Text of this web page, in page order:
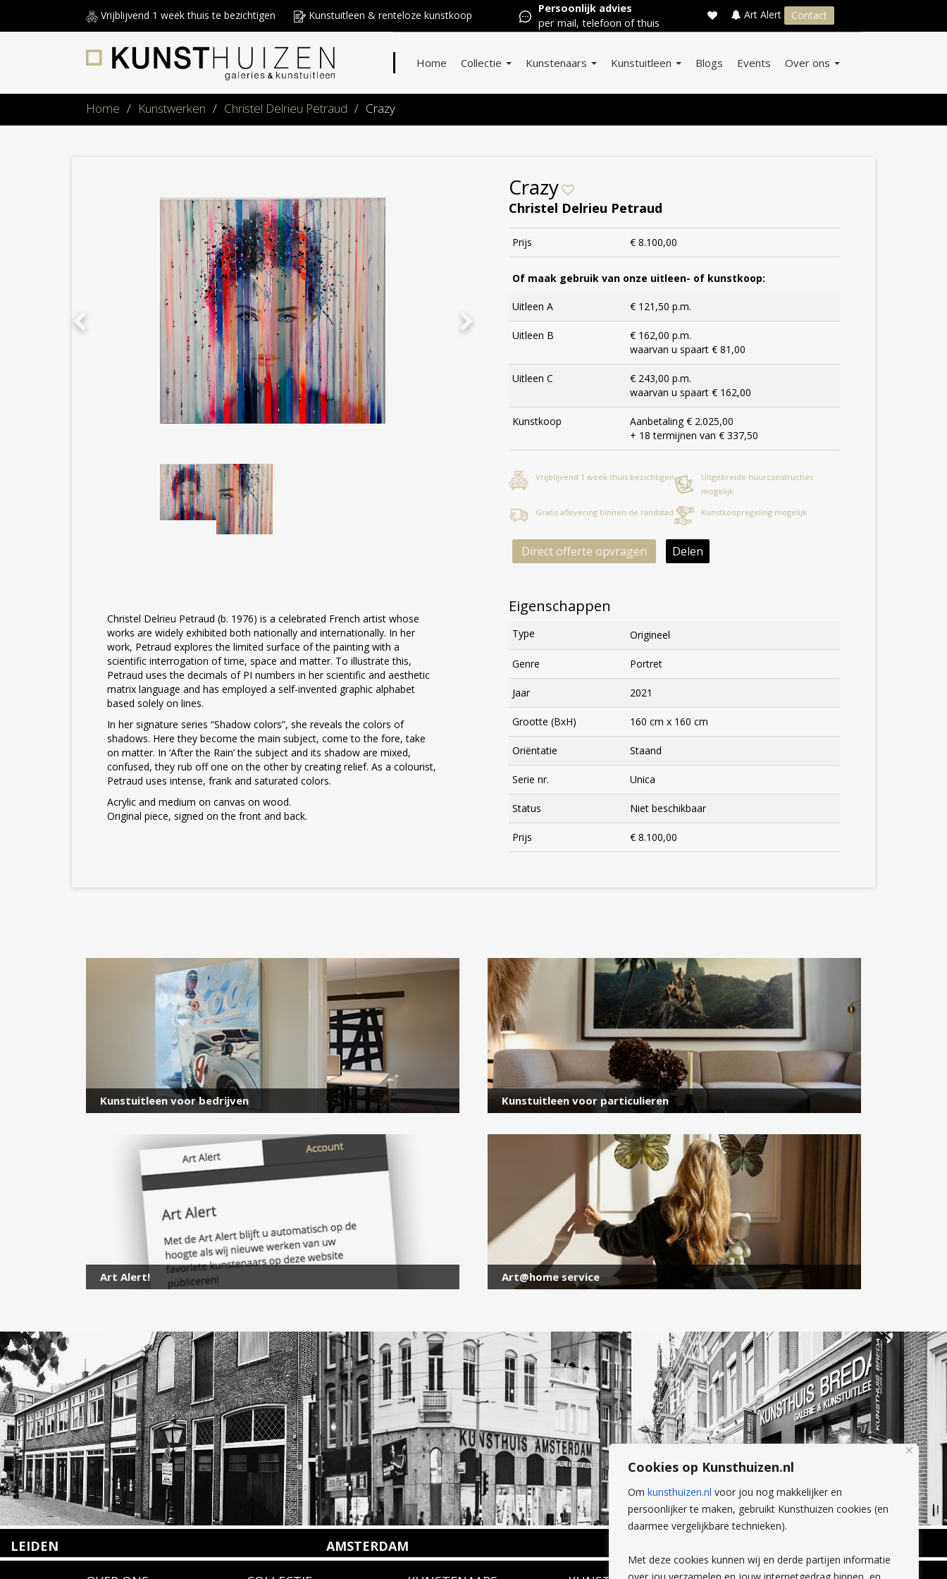
Cookies op Kunsthuizen.nl
Om kunsthuizen.nl voor jou nog makkelijker en
persoonlijker te maken, gebruikt Kunsthuizen cookies (en
daarmee vergelijkbare technieken).
Met deze cookies kunnen wij en derde partijen informatie
Vrijblijvend 1 week thuis te bezichtigen Kunstuitleen & renteloze kunstkoop
Persoonlijk advies
per mail, telefoon of thuis
Art Alert Contact
Home Collectie Kunstenaars Kunstuitleen Blogs Events Over ons
Home / Kunstwerken / Christel Delrieu Petraud / Crazy
Christel Delrieu Petraud (b. 1976) is a celebrated French artist whose
works are widely exhibited both nationally and internationally. In her
work, Petraud explores the limited surface of the painting with a
scientific interrogation of time, space and matter. To illustrate this,
Petraud uses the decimals of PI numbers in her scientific and aesthetic
matrix language and has employed a self-invented graphic alphabet
based solely on lines.
In her signature series “Shadow colors”, she reveals the colors of
shadows. Here they become the main subject, come to the fore, take
on matter. In ‘After the Rain’ the subject and its shadow are mixed,
confused, they rub off one on the other by creating relief. As a colourist,
Petraud uses intense, frank and saturated colors.
Acrylic and medium on canvas on wood.
Original piece, signed on the front and back.
Crazy
Christel Delrieu Petraud
Prijs € 8.100,00
Of maak gebruik van onze uitleen- of kunstkoop:
Uitleen A € 121,50 p.m.
Uitleen B
€ 162,00 p.m.
waarvan u spaart € 81,00
Uitleen C
€ 243,00 p.m.
waarvan u spaart € 162,00
Kunstkoop
Aanbetaling € 2.025,00
+ 18 termijnen van € 337,50
Vrijblijvend 1 week thuis bezichtigen
Uitgebreide huurconstructies
mogelijk
Gratis aflevering binnen de randstad
Kunstkoopregeling mogelijk
Direct offerte opvragen Delen
Eigenschappen
Type Origineel
Genre Portret
Jaar 2021
Grootte (BxH) 160 cm x 160 cm
Oriëntatie Staand
Serie nr. Unica
Status Niet beschikbaar
Prijs € 8.100,00
Kunstuitleen voor bedrijven Kunstuitleen voor particulieren
Art Alert! Art@home service
LEIDEN AMSTERDAM
Wilhelminastraat 11
voor onze nieuwsbrief
E-
mailadres
×